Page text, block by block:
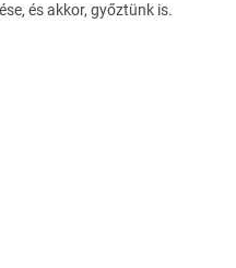
és akkor, győztünk is.